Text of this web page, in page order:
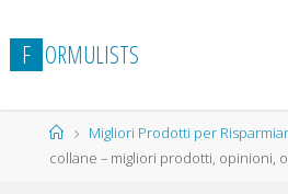
al
contenuto
F ORMULISTS
HomeMigliori Prodotti per
collane – migliori prodotti, opinioni,